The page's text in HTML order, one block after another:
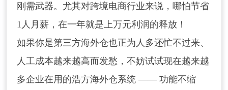
刚需武器。尤其对跨境电商行业来说，哪怕节省
1人月薪，在一年就是上万元利润的释放！
如果你是第三方海外仓也正为人多还忙不过来、
人工成本越来越高而发愁，不妨试试现在越来越
多企业在用的浩方海外仓系统 —— 功能不缩